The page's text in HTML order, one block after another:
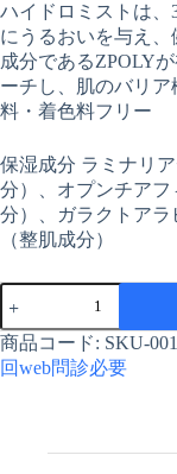
で
し
た。
¥10,890
で
す。
ハイドロミストは
にうるおいを与え
成分であるZPOLY
ーチし、肌のバリ
料・着色料フリー
保湿成分 ラミナリ
分）、オプンチア
分）、ガラクトア
（整肌成分）
【ゼ
オ
ス
キ
ン】
商品コード: SKU-
回web問診必要